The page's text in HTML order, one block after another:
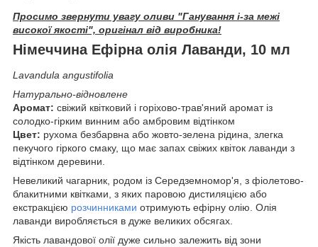
Просимо звернути увагу оливи "Ганування і-за межі
високої якості", оригінал від виробника!
Німеччина Ефірна олія Лаванди, 10 мл
Lavandula angustifolia
Натурально-відновлене
Аромат: свіжий квітковий і горіхово-трав'яний аромат із
солодко-гірким винним або амбровим відтінком
Цвет: рухома безбарвна або жовто-зелена рідина, злегка
пекучого гіркого смаку, що має запах свіжих квіток лаванди з
відтінком деревини.
Невеликий чагарник, родом із Середземномор'я, з фіолетово-
блакитними квітками, з яких паровою дистиляцією або
екстракцією розчинниками отримують ефірну олію. Олія
лаванди виробляється в дуже великих обсягах.
Якість лавандової олії дуже сильно залежить від зони